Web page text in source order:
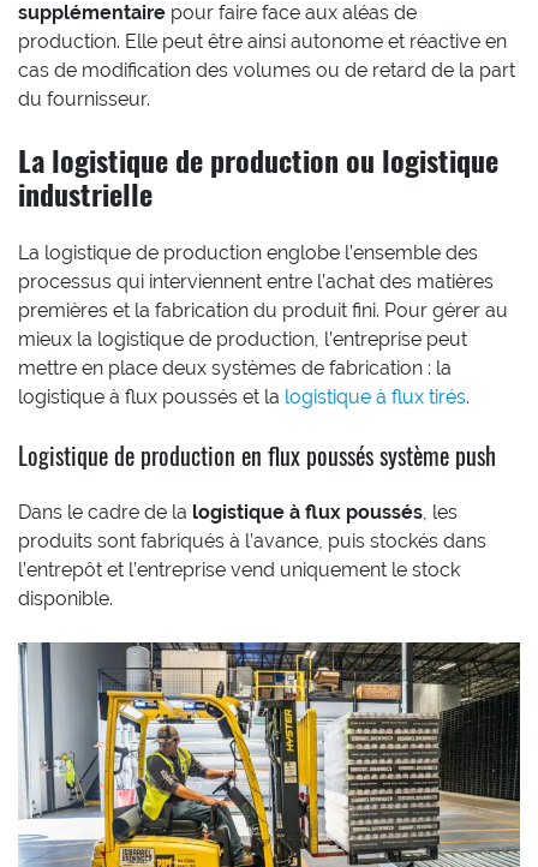
supplémentaire pour faire face aux aléas de
production. Elle peut être ainsi autonome et réactive en
cas de modification des volumes ou de retard de la part
du fournisseur.
La logistique de production ou logistique
industrielle
La logistique de production englobe l’ensemble des
processus qui interviennent entre l’achat des matières
premières et la fabrication du produit fini. Pour gérer au
mieux la logistique de production, l’entreprise peut
mettre en place deux systèmes de fabrication : la
logistique à flux poussés et la logistique à flux tirés.
Logistique de production en flux poussés système push
Dans le cadre de la logistique à flux poussés, les
produits sont fabriqués à l’avance, puis stockés dans
l’entrepôt et l’entreprise vend uniquement le stock
disponible.